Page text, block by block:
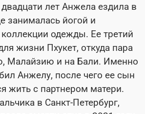
лет Анжела ездила в
занималась йогой и
одежды. Ее третий
жизни Пхукет, откуда пара
Малайзию и на Бали. Именно
Анжелу, после чего ее сын
жить с партнером матери.
в Санкт-Петербург,